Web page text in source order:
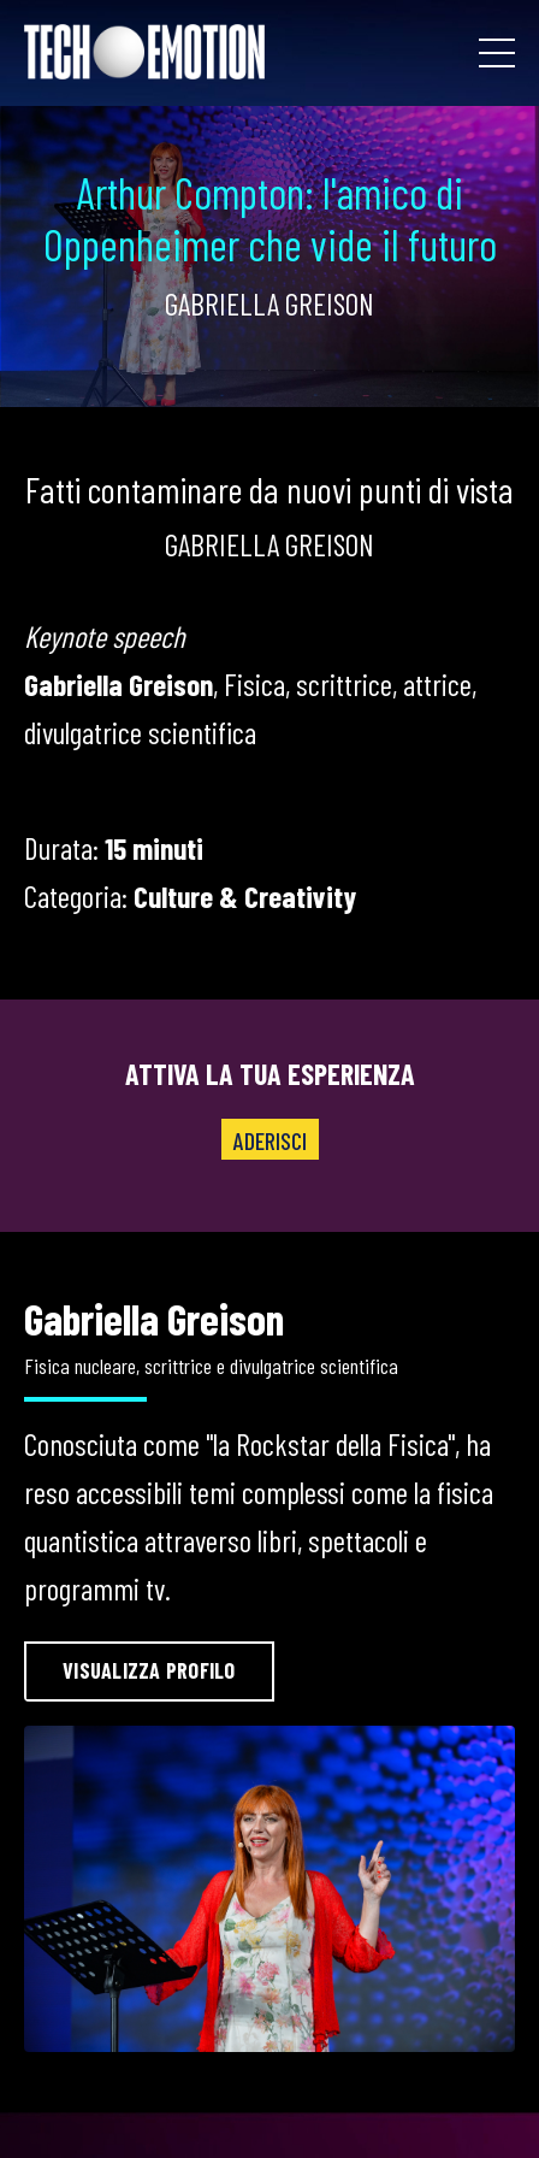
Arthur Compton: l'amico di
Oppenheimer che vide il futuro
GABRIELLA GREISON
Fatti contaminare da nuovi punti di vista
GABRIELLA GREISON
Keynote speech
Gabriella Greison, Fisica, scrittrice, attrice,
divulgatrice scientifica
Durata: 15 minuti
Categoria: Culture & Creativity
ATTIVA LA TUA ESPERIENZA
ADERISCI
Gabriella Greison
Fisica nucleare, scrittrice e divulgatrice scientifica
Conosciuta come "la Rockstar della Fisica", ha
reso accessibili temi complessi come la fisica
quantistica attraverso libri, spettacoli e
programmi tv.
VISUALIZZA PROFILO